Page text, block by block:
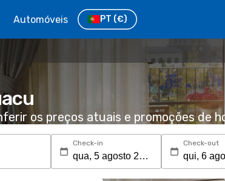
Automóveis PT (€)
os preços atuais e promoções de
Check-in Check-out